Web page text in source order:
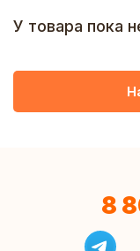
У товара пока
8